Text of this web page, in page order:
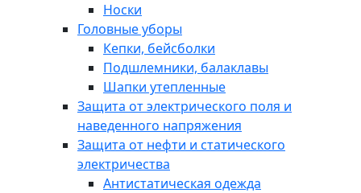
Носки
Головные уборы
Кепки, бейсболки
Подшлемники, балаклавы
Шапки утепленные
Защита от электрического поля и
наведенного напряжения
Защита от нефти и статического
электричества
Антистатическая одежда